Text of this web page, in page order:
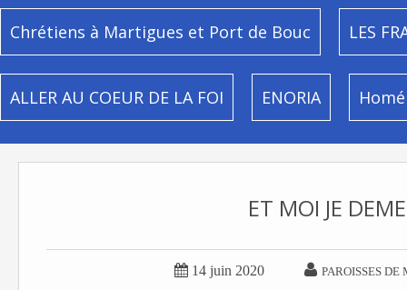
Chrétiens à Martigues et Port de Bouc LES
ALLER AU COEUR DE LA FOI ENORIA
ET MOI JE
 14 juin 2020  PAROISSES DE